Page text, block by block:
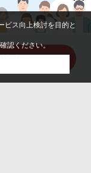
索する
ビス向上検討を目的と
認ください。